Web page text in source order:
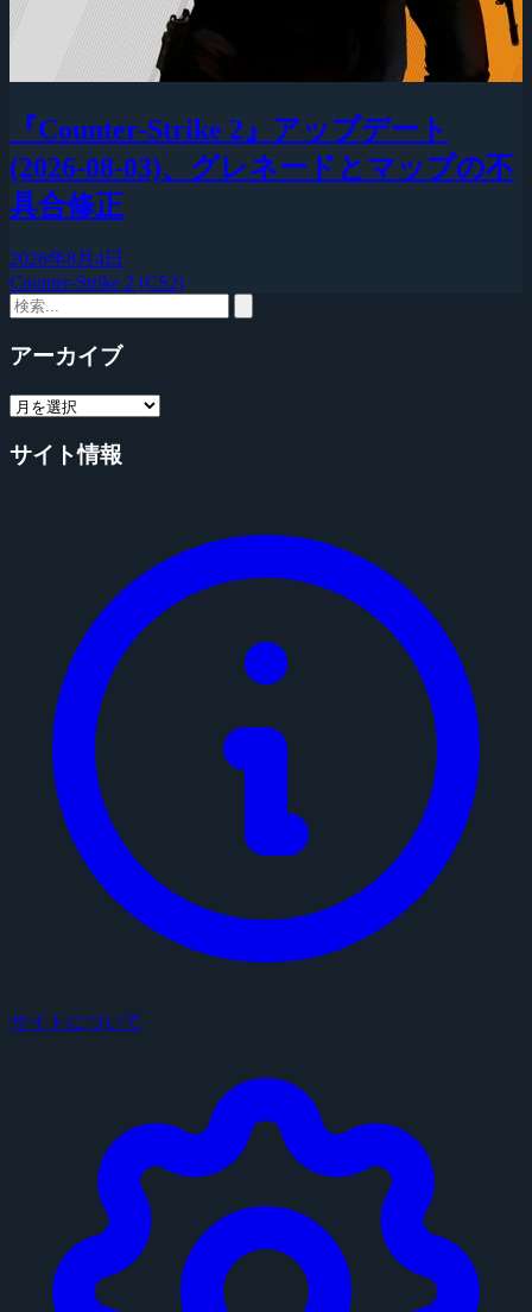
『Counter-Strike 2』アップデート
(2026-08-03)、グレネードとマップの不
具合修正
2026年8月4日
Counter-Strike 2 (CS2)
アーカイブ
サイト情報
サイトについて